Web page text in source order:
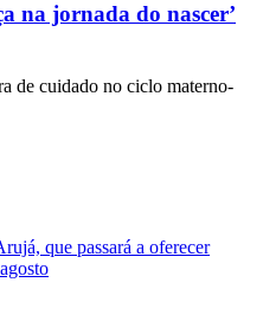
na jornada do nascer’
de cuidado no ciclo materno-